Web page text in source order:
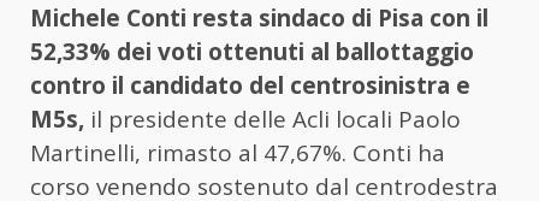
Michele Conti resta sindaco di Pisa con il
52,33% dei voti ottenuti al ballottaggio
contro il candidato del centrosinistra e
M5s, il presidente delle Acli locali Paolo
Martinelli, rimasto al 47,67%. Conti ha
corso venendo sostenuto dal centrodestra